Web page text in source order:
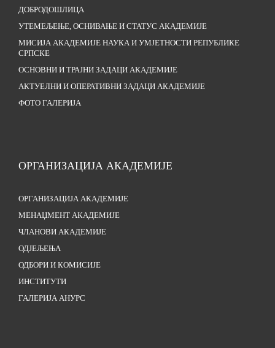
ДОБРОДОШЛИЦА
УТЕМЕЉЕЊЕ, ОСНИВАЊЕ И СТАТУС АКАДЕМИЈЕ
МИСИЈА АКАДЕМИЈЕ НАУКА И УМЈЕТНОСТИ РЕПУБЛИКЕ
СРПСКЕ
ОСНОВНИ И ТРАЈНИ ЗАДАЦИ АКАДЕМИЈЕ
АКТУЕЛНИ И ОПЕРАТИВНИ ЗАДАЦИ АКАДЕМИЈЕ
ФОТО ГАЛЕРИЈА
ОРГАНИЗАЦИЈА АКАДЕМИЈЕ
ОРГАНИЗАЦИЈА АКАДЕМИЈЕ
МЕНАЏМЕНТ АКАДЕМИЈЕ
ЧЛАНОВИ АКАДЕМИЈЕ
ОДЈЕЉЕЊА
ОДБОРИ И КОМИСИЈЕ
ИНСТИТУТИ
ГАЛЕРИЈА АНУРС